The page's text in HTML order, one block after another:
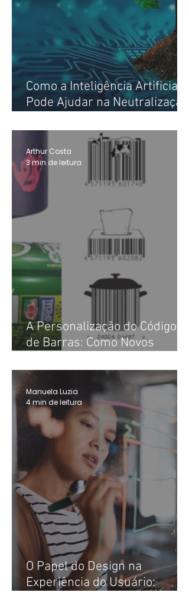
Como a Inteligência Artificial
Pode Ajudar na Neutralização
A Personalização do Código
de Barras: Como Novos
Identificação de Produtos
Mais Atraente e Funcional
Arthur Costa
3 min de leitura
O Papel do Design na
Experiência do Usuário:
Manuela Luzia
4 min de leitura